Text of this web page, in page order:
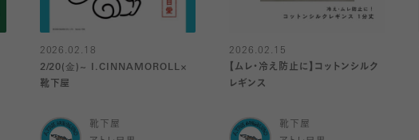
2026.02.18
2/20(金)~ I.CINNAMOROLL×
靴下屋
靴下屋
2026.02.15
【ムレ・冷え防止に】コットンシルク
レギンス
靴下屋